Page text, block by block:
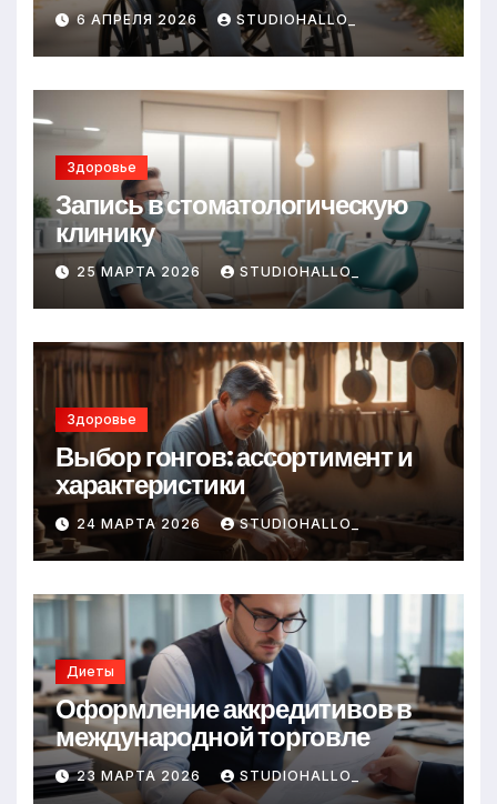
6 АПРЕЛЯ 2026 STUDIOHALLO_
Здоровье
Запись в стоматологическую
клинику
25 МАРТА 2026 STUDIOHALLO_
Здоровье
Выбор гонгов: ассортимент и
характеристики
24 МАРТА 2026 STUDIOHALLO_
Диеты
Оформление аккредитивов в
международной торговле
23 МАРТА 2026 STUDIOHALLO_